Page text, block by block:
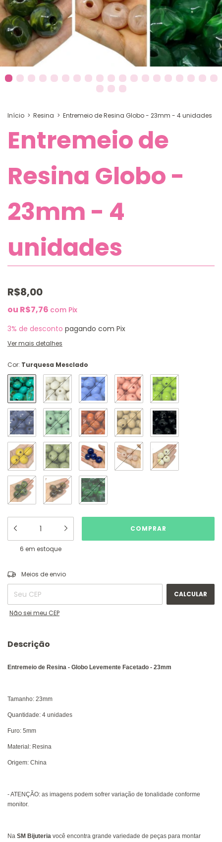
Início > Resina > Entremeio de Resina Globo - 23mm - 4 unidades
Entremeio de
Resina Globo -
23mm - 4
unidades
R$8,00
R$7,76 com Pix
3% de desconto pagando com Pix
Ver mais detalhes
Cor: Turquesa Mesclado
6 em estoque
Entregas para o CEP:
Meios de envio
CALCULAR
Não sei meu CEP
Descrição
Entremeio de Resina - Globo Levemente Facetado - 23mm
Tamanho: 23mm
Quantidade: 4 unidades
Furo: 5mm
Material: Resina
Origem: China
- ATENÇÃO: as imagens podem sofrer variação de tonalidade conforme
monitor.
Na SM Bijuteria você encontra grande variedade de peças para montar